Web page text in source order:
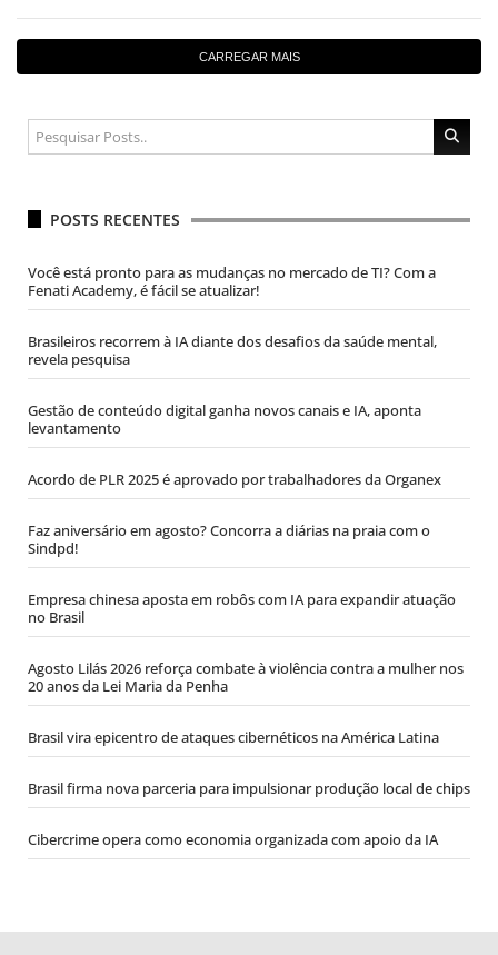
CARREGAR MAIS
POSTS RECENTES
Você está pronto para as mudanças no mercado de TI? Com a
Fenati Academy, é fácil se atualizar!
Brasileiros recorrem à IA diante dos desafios da saúde mental,
revela pesquisa
Gestão de conteúdo digital ganha novos canais e IA, aponta
levantamento
Acordo de PLR 2025 é aprovado por trabalhadores da Organex
Faz aniversário em agosto? Concorra a diárias na praia com o
Sindpd!
Empresa chinesa aposta em robôs com IA para expandir atuação
no Brasil
Agosto Lilás 2026 reforça combate à violência contra a mulher nos
20 anos da Lei Maria da Penha
Brasil vira epicentro de ataques cibernéticos na América Latina
Brasil firma nova parceria para impulsionar produção local de chips
Cibercrime opera como economia organizada com apoio da IA